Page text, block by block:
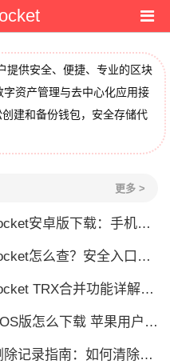
提供安全、便捷、专业的区块
资产管理与去中心化应用接
建和备份钱包，安全存储代
更多 >
卓版下载：手机多链钱包安装使用指南
怎么查？安全入口查询指南
合并功能详解：安全完成资产合并的完整指南
版怎么下载 苹果用户安装指南
录指南：如何清除交易历史